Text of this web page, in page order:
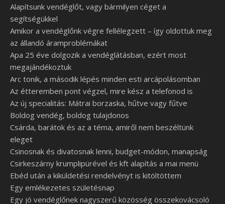
Alapítsunk vendéglőt, vagy bármilyen céget a
segítségükkel
Amikor a vendéglőnk végre fellélegzett – így oldottuk meg
az állandó áramproblémákat
Apa 25 éve dolgozik a vendéglátásban, ezért most
megajándékoztuk
Arc tonik, a második lépés minden esti arcápolásomban
Az étteremben pont végzel, mire kész a telefonod is
Az új specialitás: Mátrai borzaska, hűtve vagy fűtve
Boldog vendég, boldog tulajdonos
Csárda, barátok és az a téma, amiről nem beszéltünk
eleget
Csinosnak és divatosnak lenni, budget-módon, manapság
Csirkeszárny krumplipürével és kft alapítás a mai menü
Ebéd után a kiküldetési rendelvényt is kitöltöttem
Egy emlékezetes születésnap
Egy jó vendéglőnek nagyszerű közösség összekovácsoló